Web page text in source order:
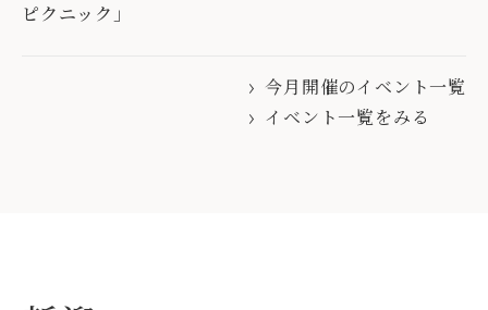
ピクニック」
今月開催のイベント一覧
イベント一覧をみる